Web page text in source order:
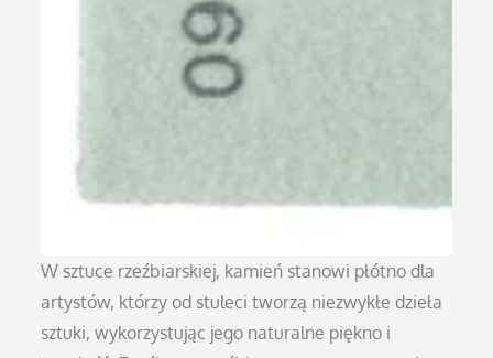
W sztuce rzeźbiarskiej, kamień stanowi płótno dla
artystów, którzy od stuleci tworzą niezwykłe dzieła
sztuki, wykorzystując jego naturalne piękno i